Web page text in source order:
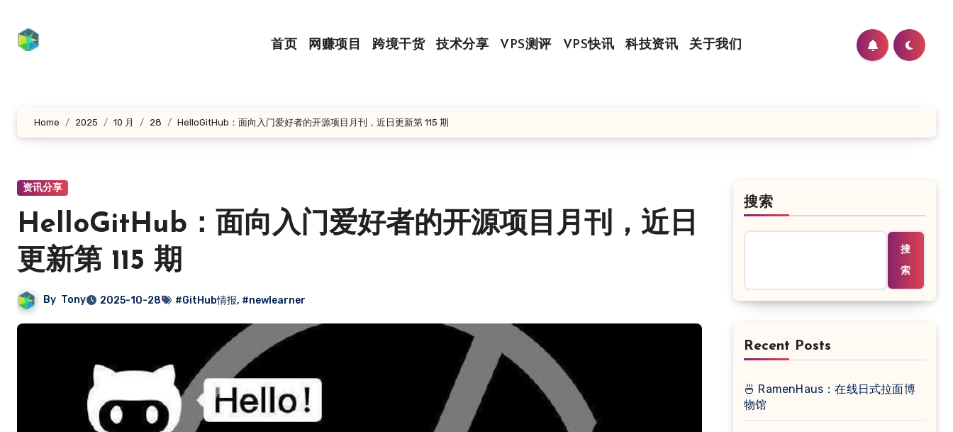
首页 网赚项目 跨境干货 技术分享 VPS测评 VPS快讯 科技资讯 关于我们
Home 2025 10 月 28 HelloGitHub：面向入门爱好者的开源项目月刊，近日更新第 115 期
资讯分享
HelloGitHub：面向入门爱好者的开源项目月刊，近日
更新第 115 期
By Tony 2025-10-28 #GitHub情报, #newlearner
搜索
搜
索
Recent Posts
🍜 RamenHaus：在线日式拉面博
物馆